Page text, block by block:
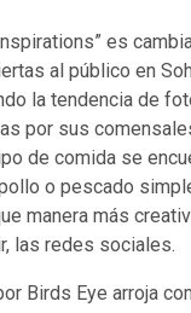
es
al público en
la tendencia de
por sus
de comida se
o pescado
manera más
las redes sociales.
Birds Eye arroja